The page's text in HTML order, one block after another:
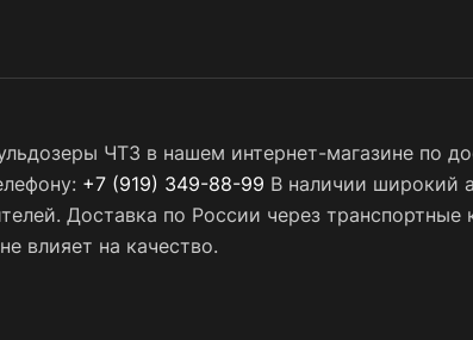
ЧТЗ в нашем интернет-магазине по
+7 (919) 349-88-99 В наличии широкий
Доставка по России через
влияет на качество.